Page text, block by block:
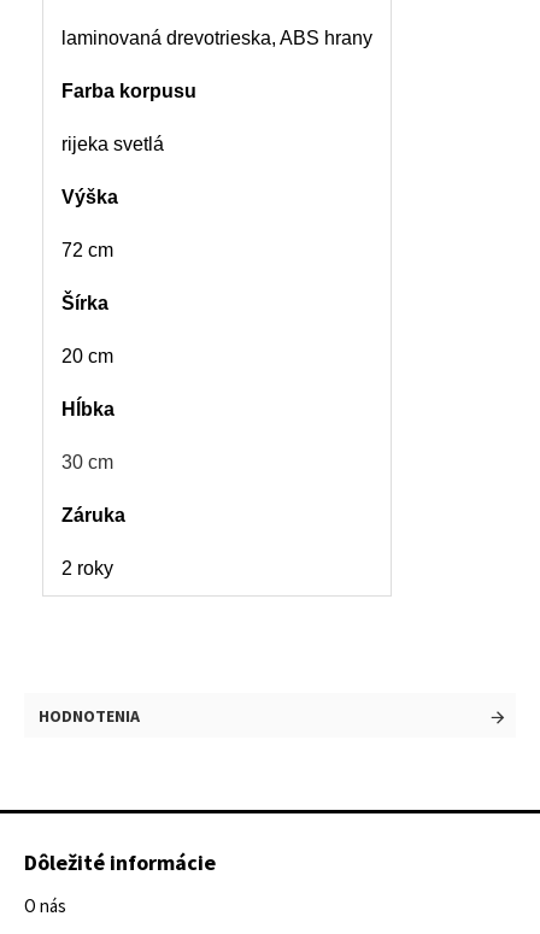
laminovaná drevotrieska, ABS hrany
Farba korpusu
rijeka svetlá
Výška
72 cm
Šírka
20 cm
Hĺbka
30 cm
Záruka
2 roky
HODNOTENIA
Dôležité informácie
O nás